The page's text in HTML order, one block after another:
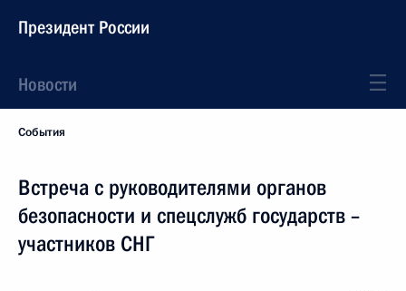
Президент России
Новости
События
Встреча с руководителями органов
безопасности и спецслужб государств –
участников СНГ